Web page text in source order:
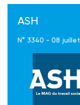
ASH
N° 3340 - 08 juillet